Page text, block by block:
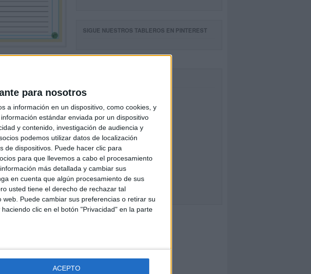
para nosotros
a información en un dispositivo, como cookies, y
estándar enviada por un dispositivo
y contenido, investigación de audiencia y
podemos utilizar datos de localización
de dispositivos. Puede hacer clic para
para que llevemos a cabo el procesamiento
más detallada y cambiar sus
en cuenta que algún procesamiento de sus
usted tiene el derecho de rechazar tal
Puede cambiar sus preferencias o retirar su
clic en el botón "Privacidad" en la parte
ACEPTO
SIGUE NUESTROS TABLEROS EN PINTEREST